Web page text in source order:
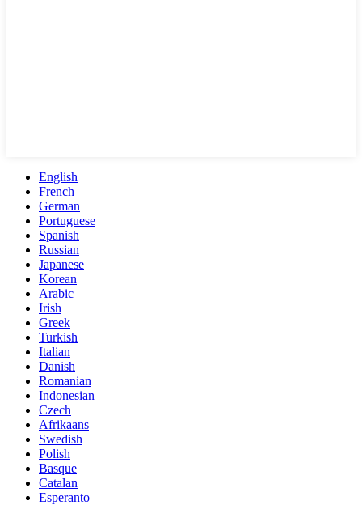
English
French
German
Portuguese
Spanish
Russian
Japanese
Korean
Arabic
Irish
Greek
Turkish
Italian
Danish
Romanian
Indonesian
Czech
Afrikaans
Swedish
Polish
Basque
Catalan
Esperanto